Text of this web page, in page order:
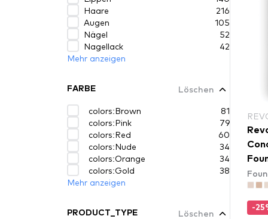
Haare
216
Augen
105
Nägel
52
Nagellack
42
Mehr anzeigen
FARBE
Löschen
colors:Brown
81
colors:Pink
79
colors:Red
60
colors:Nude
34
colors:Orange
34
colors:Gold
38
Mehr anzeigen
PRODUCT_TYPE
Löschen
-